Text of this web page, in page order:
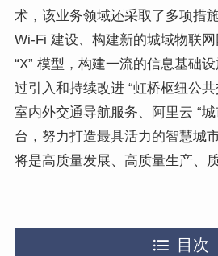
术，该业务领域还采取了多项措
Wi-Fi 建设、构建新的城域物联
“X” 模型，构建一流的信息基础
过引入和持续改进 “虹桥枢纽公共
室内外交通导航服务、阿里云 “
台，努力打造最具活力的智慧城
将是高质量发展、高质量生产、
目次